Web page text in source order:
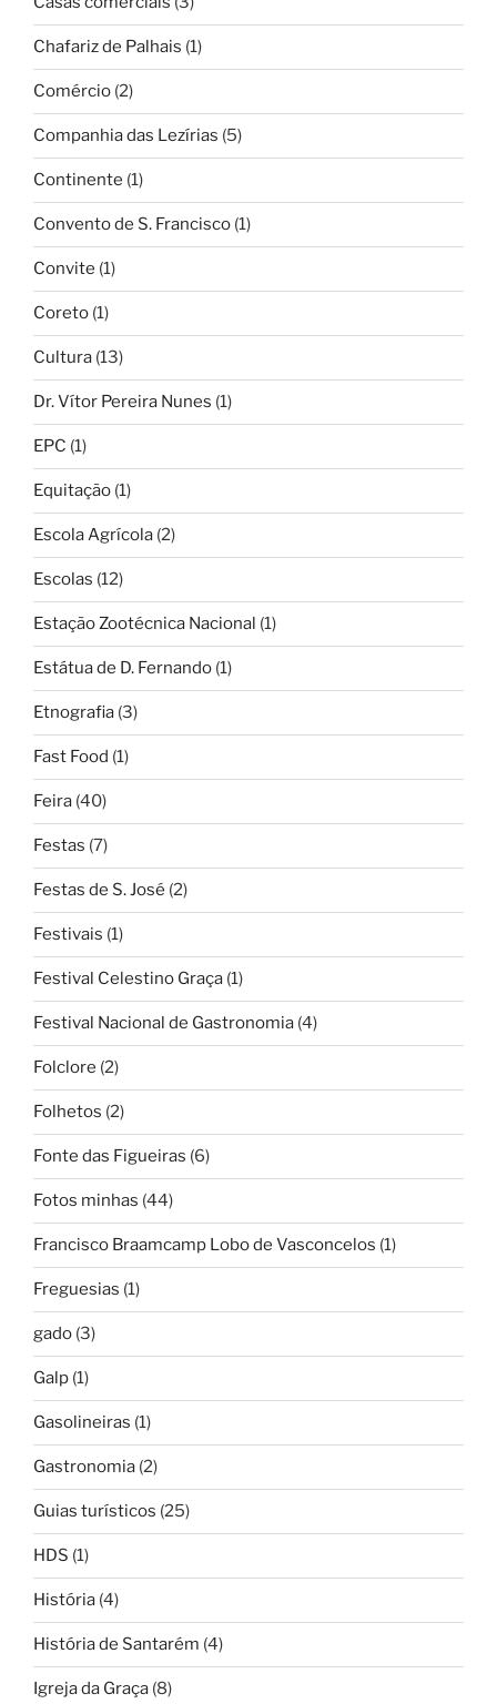
Chafariz de Palhais (1)
Comércio (2)
Companhia das Lezírias (5)
Continente (1)
Convento de S. Francisco (1)
Convite (1)
Coreto (1)
Cultura (13)
Dr. Vítor Pereira Nunes (1)
EPC (1)
Equitação (1)
Escola Agrícola (2)
Escolas (12)
Estação Zootécnica Nacional (1)
Estátua de D. Fernando (1)
Etnografia (3)
Fast Food (1)
Feira (40)
Festas (7)
Festas de S. José (2)
Festivais (1)
Festival Celestino Graça (1)
Festival Nacional de Gastronomia (4)
Folclore (2)
Folhetos (2)
Fonte das Figueiras (6)
Fotos minhas (44)
Francisco Braamcamp Lobo de Vasconcelos (1)
Freguesias (1)
gado (3)
Galp (1)
Gasolineiras (1)
Gastronomia (2)
Guias turísticos (25)
HDS (1)
História (4)
História de Santarém (4)
Igreja da Graça (8)